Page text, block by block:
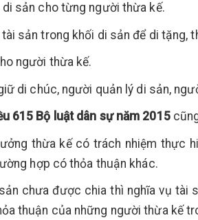
di sản cho từng người thừa kế.
sản trong khối di sản để di tặng,
người thừa kế.
di chúc, người quản lý di sản,
615 Bộ luật dân sự năm 2015
thừa kế có trách nhiệm thực
hợp có thỏa thuận khác.
chưa được chia thì nghĩa vụ
thuận của những người thừa kế